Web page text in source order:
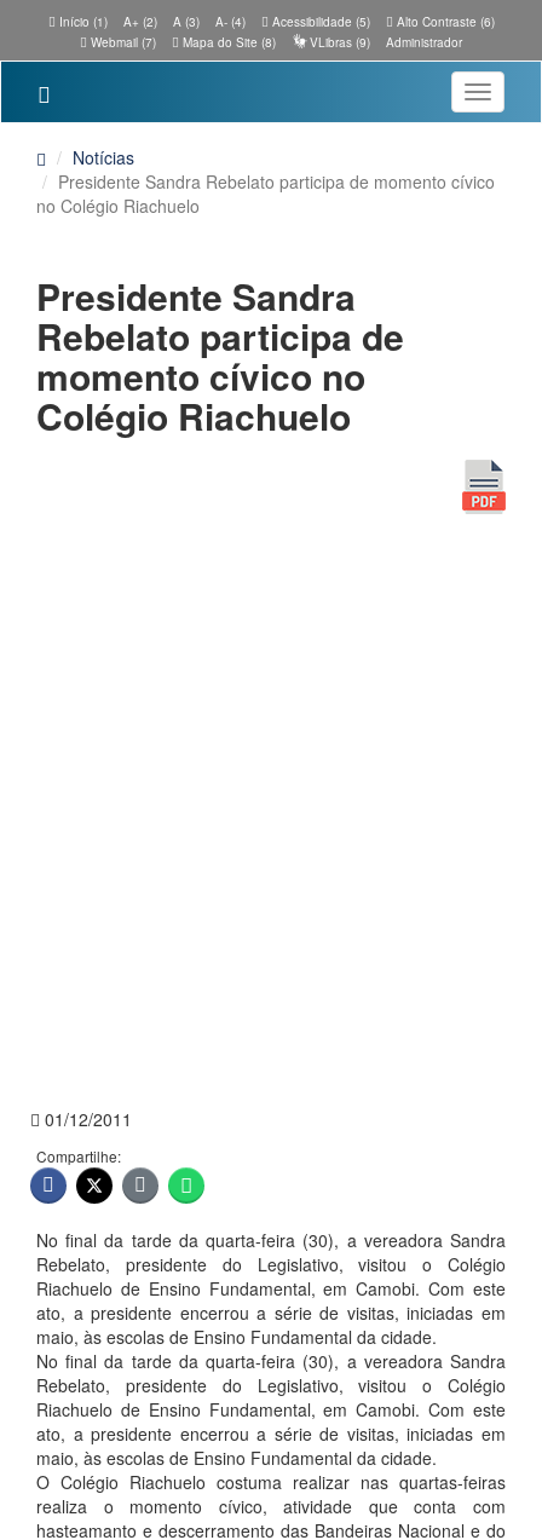
Início (1) A+ (2) A (3) A- (4) Acessibilidade (5)
Alto Contraste (6)
Webmail (7)
Mapa do Site (8) VLibras (9) Administrador
Toggle
Notícias
Presidente Sandra Rebelato participa de momento cívico
no Colégio Riachuelo
Presidente Sandra
Rebelato participa de
momento cívico no
Colégio Riachuelo
01/12/2011
Compartilhe:
No final da tarde da quarta-feira (30), a vereadora Sandra
Rebelato, presidente do Legislativo, visitou o Colégio
Riachuelo de Ensino Fundamental, em Camobi. Com este
ato, a presidente encerrou a série de visitas, iniciadas em
maio, às escolas de Ensino Fundamental da cidade.
No final da tarde da quarta-feira (30), a vereadora Sandra
Rebelato, presidente do Legislativo, visitou o Colégio
Riachuelo de Ensino Fundamental, em Camobi. Com este
ato, a presidente encerrou a série de visitas, iniciadas em
maio, às escolas de Ensino Fundamental da cidade.
O Colégio Riachuelo costuma realizar nas quartas-feiras
realiza o momento cívico, atividade que conta com
hasteamanto e descerramento das Bandeiras Nacional e do